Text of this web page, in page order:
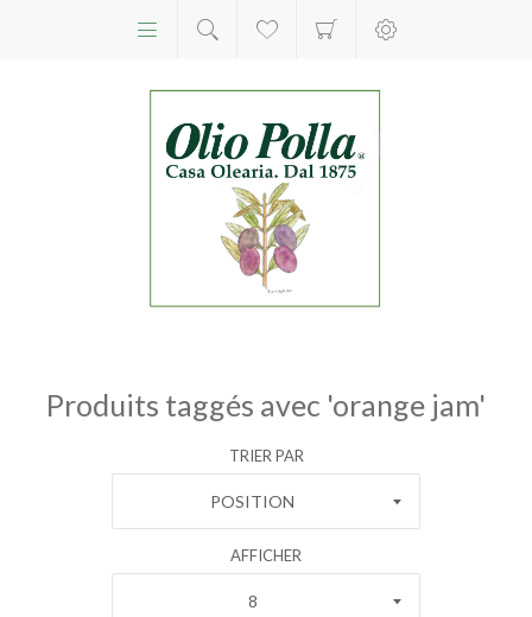
Produits taggés avec 'orange jam'
TRIER PAR
POSITION
AFFICHER
8